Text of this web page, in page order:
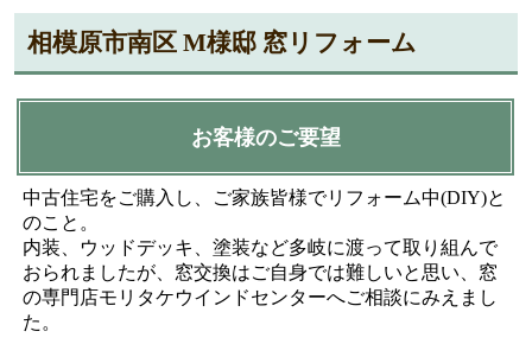
相模原市南区 M様邸 窓リフォーム
お客様のご要望
中古住宅をご購入し、ご家族皆様でリフォーム中(DIY)と
のこと。
内装、ウッドデッキ、塗装など多岐に渡って取り組んで
おられましたが、窓交換はご自身では難しいと思い、窓
の専門店モリタケウインドセンターへご相談にみえまし
た。